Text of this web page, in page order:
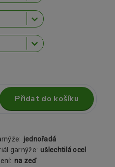
Přidat do košíku
jednořadá
garnýže: ušlechtilá ocel
na zeď